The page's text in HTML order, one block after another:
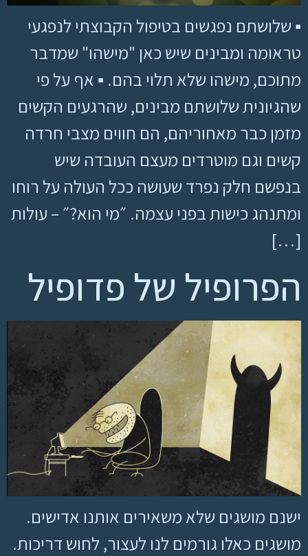
▪ שלושתם נפגשים בטיפול הקבוצתי לנפגעי
טראומה ומבינים שיש כאן "מישהו" שמדבר
מתוכם, מישהו שלא תלוי בהם. ▪ אף על פי
שהגיונית שלושתם מבינים, שהרגעים הקשים
מזמן כבר מאחוריהם, הם חווים מצבי חרדה
קשים וגם מוטרדים מעצם העובדה שיש
בנפשם חלק נפרד שעושה ככל העולה על רוחו
ומתנהג כישות בפני עצמה. ״מי הוא?״ – עולות
[…]
הפרופיל של פדופיל
ישנם מושגים שלא משאירים אותנו אדישים.
מושגים כאלו גורמים לנו לעצור, לחוש דריכות.